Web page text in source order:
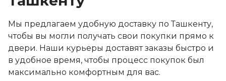
Мы предлагаем удобную доставку по Ташкенту,
чтобы вы могли получать свои покупки прямо к
двери. Наши курьеры доставят заказы быстро и
в удобное время, чтобы процесс покупок был
максимально комфортным для вас.